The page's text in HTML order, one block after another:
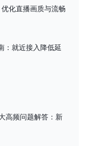
化直播画质与流畅
：就近接入降低延
高频问题解答：新